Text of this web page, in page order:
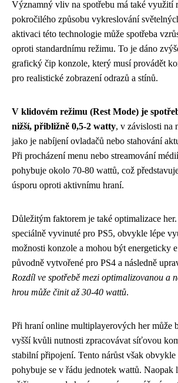
Významný vliv na spotřebu má také využití
pokročilého způsobu vykreslování
aktivaci této technologie může spotřeba
oproti standardnímu režimu. To je dáno
grafický čip konzole, který musí provádět
pro realistické zobrazení odrazů a stínů.
V klidovém režimu (Rest Mode) je
nižší, přibližně 0,5-2 watty, v závislosti na
jako je nabíjení ovladačů nebo stahování
Při procházení menu nebo streamování
pohybuje okolo 70-80 wattů, což
úsporu oproti aktivnímu hraní.
Důležitým faktorem je také optimalizace
speciálně vyvinuté pro PS5, obvykle lépe
možnosti konzole a mohou být energeticky
původně vytvořené pro PS4 a následně
Rozdíl ve spotřebě mezi optimalizovanou a
hrou může činit až 30-40 wattů.
Při hraní online multiplayerových her může
vyšší kvůli nutnosti zpracovávat síťovou
stabilní připojení. Tento nárůst však obvykle
pohybuje se v řádu jednotek wattů.